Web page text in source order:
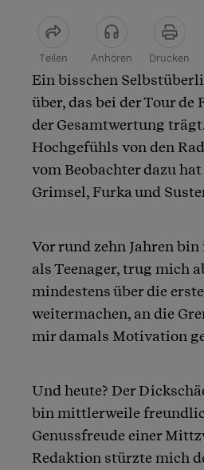
Teilen Anhören Drucken
Artikel teilen
Ein bisschen
über, das bei der Tour de
der Gesamtwertung
Hochgefühls von den
vom Beobachter dazu
Grimsel, Furka und
Vor rund zehn Jahren
als Teenager, trug mich
mindestens über die
weitermachen, an die
mir damals Motivation
Und heute? Der
bin mittlerweile
Genussfreude einer
Redaktion stürzte mich